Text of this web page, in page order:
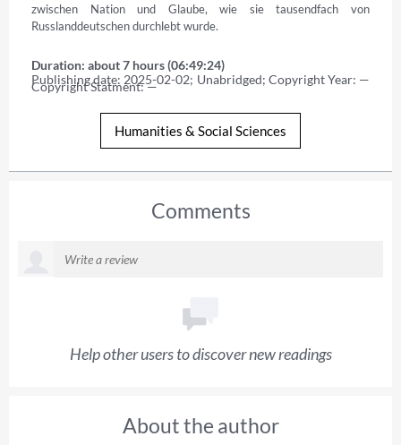
zwischen Nation und Glaube, wie sie tausendfach von
Russlanddeutschen durchlebt wurde.
Duration: about 7 hours (06:49:24)
Publishing date: 2025-02-02; Unabridged; Copyright Year: —
Copyright Statment: —
Humanities & Social Sciences
Comments
Help other users to discover new readings
About the author